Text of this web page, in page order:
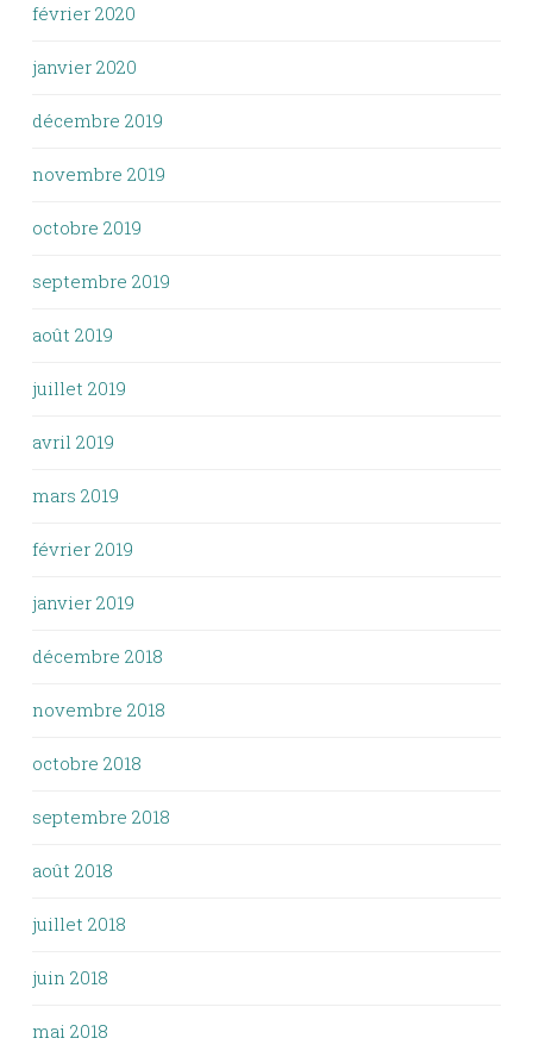
février 2020
janvier 2020
décembre 2019
novembre 2019
octobre 2019
septembre 2019
août 2019
juillet 2019
avril 2019
mars 2019
février 2019
janvier 2019
décembre 2018
novembre 2018
octobre 2018
septembre 2018
août 2018
juillet 2018
juin 2018
mai 2018